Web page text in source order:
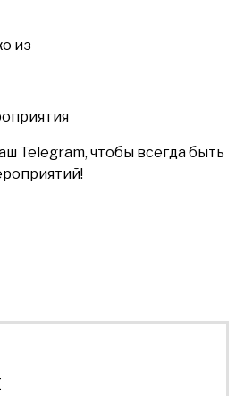
из
Telegram, чтобы всегда быть